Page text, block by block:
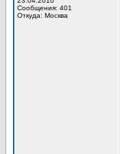
Сообщения: 401
Откуда: Москва